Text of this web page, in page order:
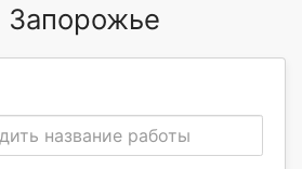
Запорожье
название работы